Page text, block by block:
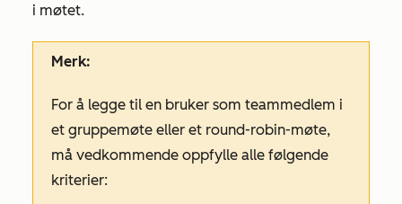
i møtet.
Merk:
For å legge til en bruker som teammedlem i
et gruppemøte eller et round-robin-møte,
må vedkommende oppfylle alle følgende
kriterier: